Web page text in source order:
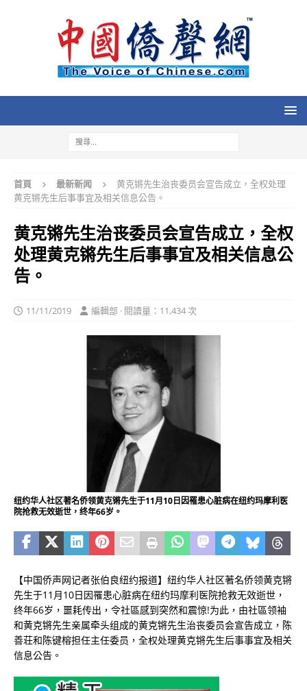
首頁 最新新闻
黄克锵先生治丧委员会宣告成立，全权处理
黄克锵先生后事事宜及相关信息公告。
黄克锵先生治丧委员会宣告成立，全权
处理黄克锵先生后事事宜及相关信息公
告。
11/11/2019 編輯部 · 閱讀量：11,434 次
纽约华人社区著名侨领黄克锵先生于11月10日因罹患心脏病在纽约玛摩利医
院抢救无效逝世，终年66岁。
【中国侨声网记者张伯良纽约报道】纽约华人社区著名侨领黄克锵
先生于11月10日因罹患心脏病在纽约玛摩利医院抢救无效逝世，
终年66岁，噩耗传出，令社區感到突然和震惊!为此，由社區领袖
和黄克锵先生亲属牵头组成的黄克锵先生治丧委员会宣告成立，陈
善荘和陈键榕担任主任委员，全权处理黄克锵先生后事事宜及相关
信息公告。